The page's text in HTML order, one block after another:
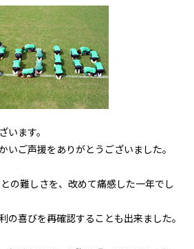
います。
いご声援をありがとうございました。
の難しさを、改めて痛感した一年でし
の喜びを再確認することも出来ました。